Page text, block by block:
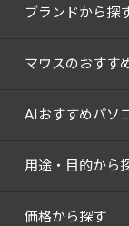
ブランドから探
マウスのおすす
AIおすすめパソ
用途・目的から
価格から探す